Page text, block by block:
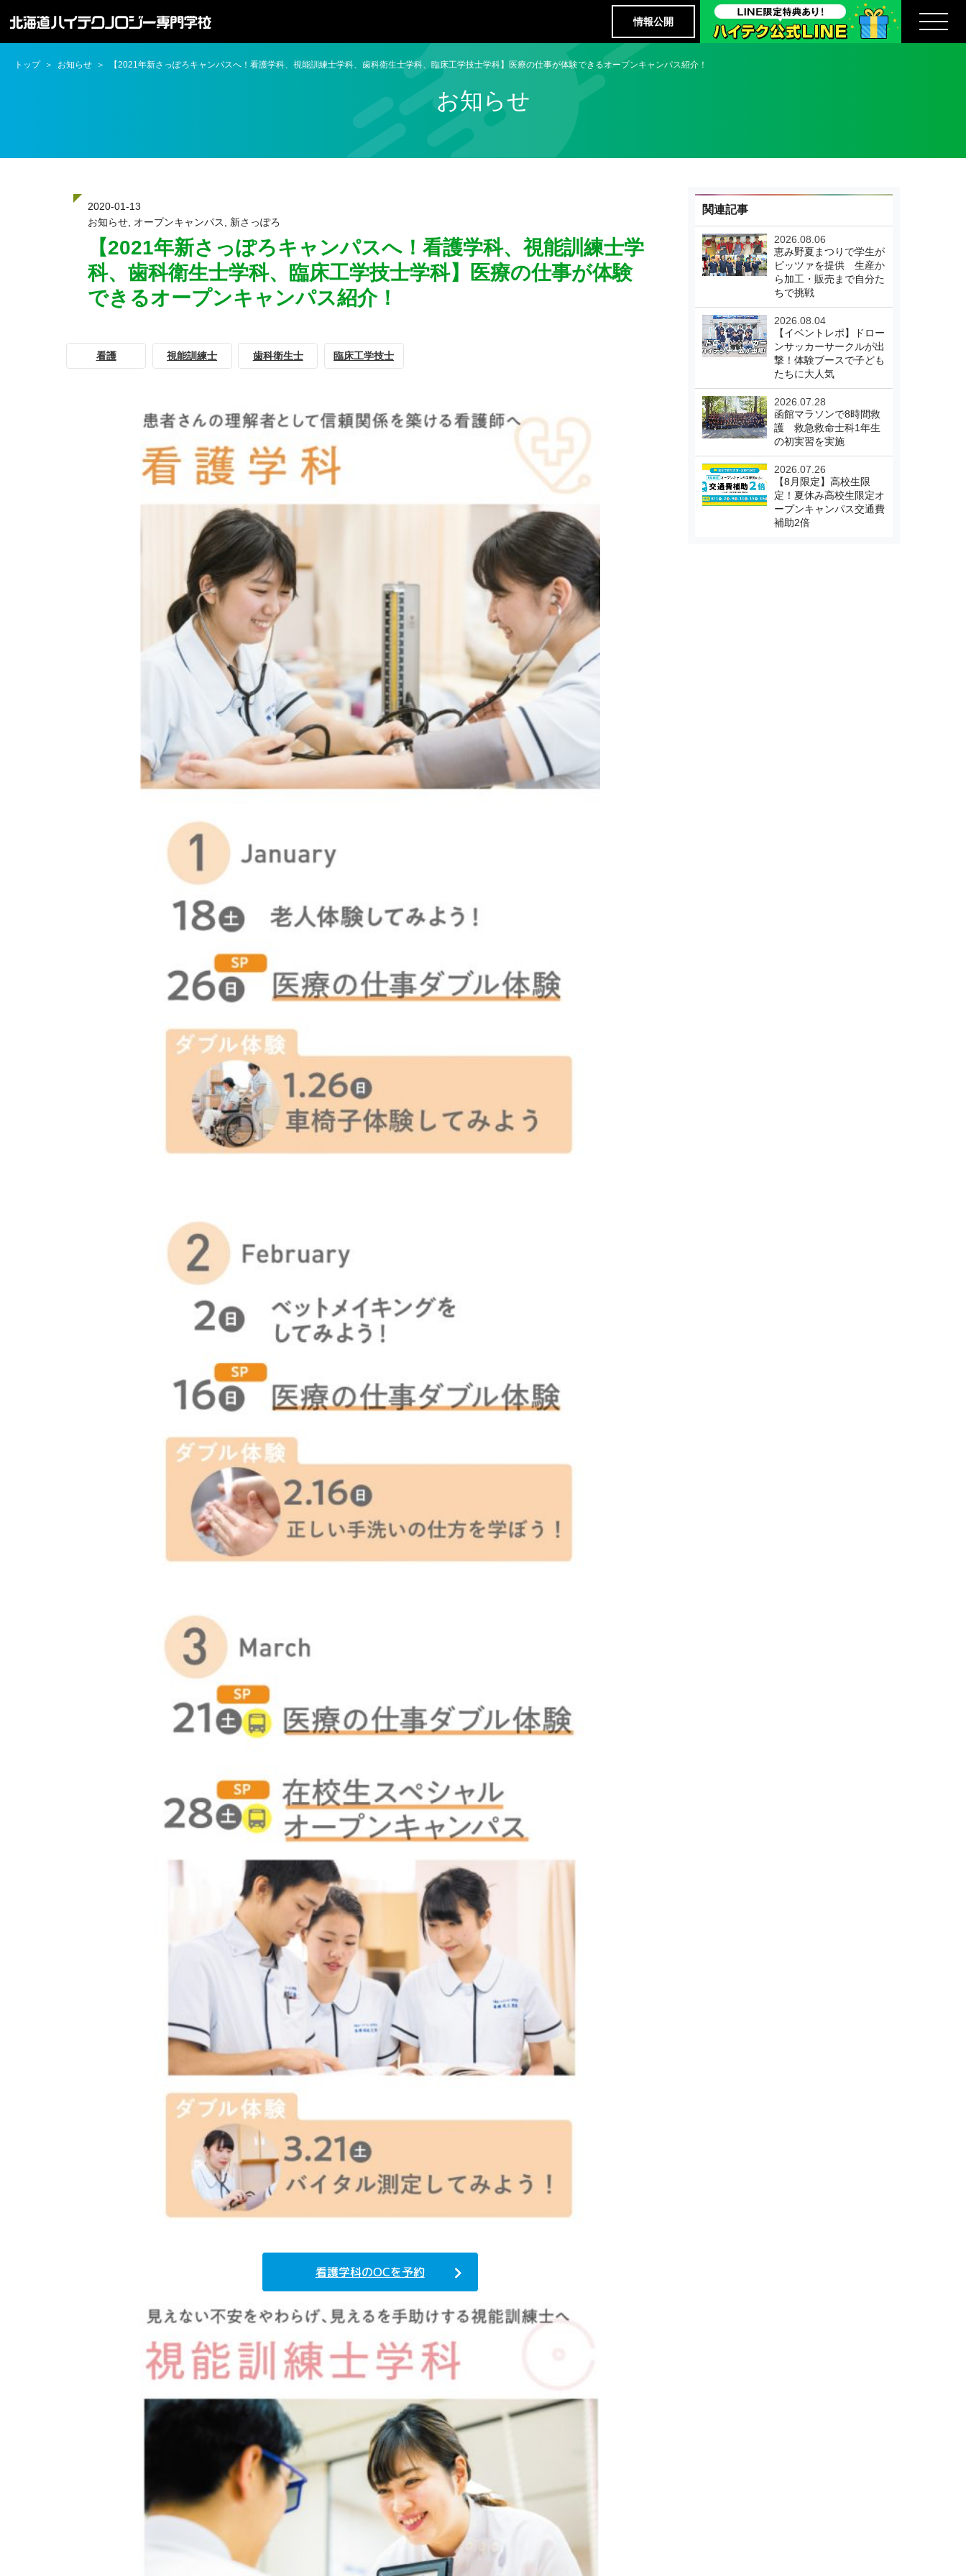
情報公開
お知らせ
トップ お知らせ 【2021年新さっぽろキャンパスへ！看護学科、視能訓練士学科、歯科衛生士学科、臨床工学技士学科】医療の仕事が体験できるオープンキャンパス紹介！
2020-01-13
お知らせ オープンキャンパス 新さっぽろ
【2021年新さっぽろキャンパスへ！看護学科、視能訓練士学
科、歯科衛生士学科、臨床工学技士学科】医療の仕事が体験
できるオープンキャンパス紹介！
看護 視能訓練士 歯科衛生士 臨床工学技士
看護学科のOCを予約
関連記事
2026.08.06
恵み野夏まつりで学生が
ピッツァを提供 生産か
ら加工・販売まで自分た
ちで挑戦
2026.08.04
【イベントレポ】ドロー
ンサッカーサークルが出
撃！体験ブースで子ども
たちに大人気
2026.07.28
函館マラソンで8時間救
護 救急救命士科1年生
の初実習を実施
2026.07.26
【8月限定】高校生限
定！夏休み高校生限定オ
ープンキャンパス交通費
補助2倍